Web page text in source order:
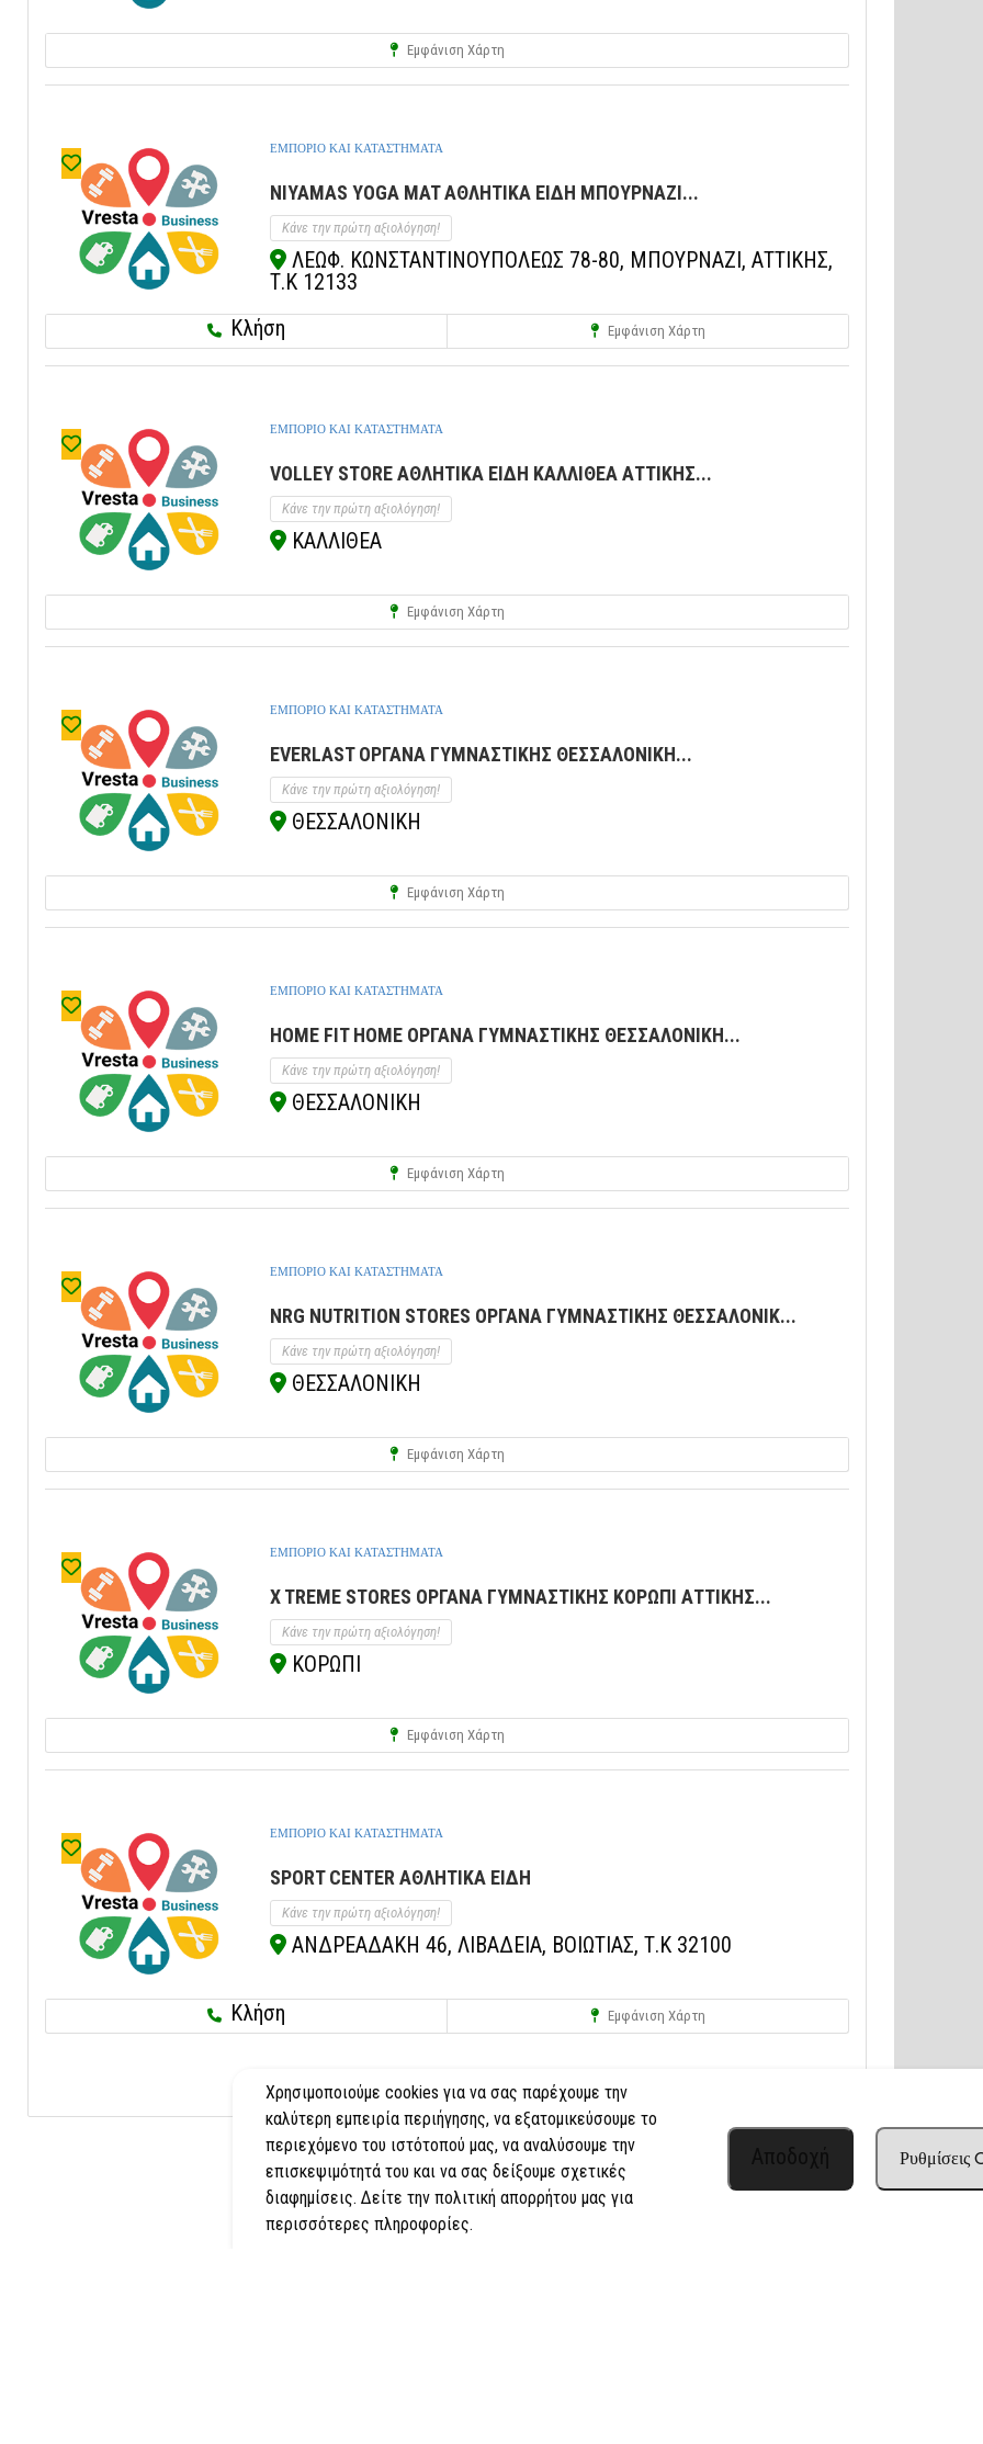
Εμφάνιση Χάρτη
ΕΜΠΟΡΙΟ ΚΑΙ ΚΑΤΑΣΤΗΜΑΤΑ
NIYAMAS YOGA MAT ΑΘΛΗΤΙΚΑ ΕΙΔΗ ΜΠΟΥΡΝΑΖΙ...
Κάνε την πρώτη αξιολόγηση!
ΛΕΩΦ. ΚΩΝΣΤΑΝΤΙΝΟΥΠΟΛΕΩΣ 78-80, ΜΠΟΥΡΝΑΖΙ, ΑΤΤΙΚΗΣ,
Τ.Κ 12133
Κλήση
Εμφάνιση Χάρτη
ΕΜΠΟΡΙΟ ΚΑΙ ΚΑΤΑΣΤΗΜΑΤΑ
VOLLEY STORE ΑΘΛΗΤΙΚΑ ΕΙΔΗ ΚΑΛΛΙΘΕΑ ΑΤΤΙΚΗΣ...
Κάνε την πρώτη αξιολόγηση!
ΚΑΛΛΙΘΕΑ
Εμφάνιση Χάρτη
ΕΜΠΟΡΙΟ ΚΑΙ ΚΑΤΑΣΤΗΜΑΤΑ
EVERLAST ΟΡΓΑΝΑ ΓΥΜΝΑΣΤΙΚΗΣ ΘΕΣΣΑΛΟΝΙΚΗ...
Κάνε την πρώτη αξιολόγηση!
ΘΕΣΣΑΛΟΝΙΚΗ
Εμφάνιση Χάρτη
ΕΜΠΟΡΙΟ ΚΑΙ ΚΑΤΑΣΤΗΜΑΤΑ
HOME FIT HOME ΟΡΓΑΝΑ ΓΥΜΝΑΣΤΙΚΗΣ ΘΕΣΣΑΛΟΝΙΚΗ...
Κάνε την πρώτη αξιολόγηση!
ΘΕΣΣΑΛΟΝΙΚΗ
Εμφάνιση Χάρτη
ΕΜΠΟΡΙΟ ΚΑΙ ΚΑΤΑΣΤΗΜΑΤΑ
NRG NUTRITION STORES ΟΡΓΑΝΑ ΓΥΜΝΑΣΤΙΚΗΣ ΘΕΣΣΑΛΟΝΙΚ...
Κάνε την πρώτη αξιολόγηση!
ΘΕΣΣΑΛΟΝΙΚΗ
Εμφάνιση Χάρτη
ΕΜΠΟΡΙΟ ΚΑΙ ΚΑΤΑΣΤΗΜΑΤΑ
X TREME STORES ΟΡΓΑΝΑ ΓΥΜΝΑΣΤΙΚΗΣ ΚΟΡΩΠΙ ΑΤΤΙΚΗΣ...
Κάνε την πρώτη αξιολόγηση!
ΚΟΡΩΠΙ
Εμφάνιση Χάρτη
ΕΜΠΟΡΙΟ ΚΑΙ ΚΑΤΑΣΤΗΜΑΤΑ
SPORT CENTER ΑΘΛΗΤΙΚΑ ΕΙΔΗ
Κάνε την πρώτη αξιολόγηση!
ΑΝΔΡΕΑΔΑΚΗ 46, ΛΙΒΑΔΕΙΑ, ΒΟΙΩΤΙΑΣ, Τ.Κ 32100
Κλήση Εμφάνιση Χάρτη
Χρησιμοποιούμε cookies για να σας παρέχουμε την
καλύτερη εμπειρία περιήγησης, να εξατομικεύσουμε το
περιεχόμενο του ιστότοπού μας, να αναλύσουμε την
επισκεψιμότητά του και να σας δείξουμε σχετικές
διαφημίσεις. Δείτε την πολιτική απορρήτου μας για
περισσότερες πληροφορίες.